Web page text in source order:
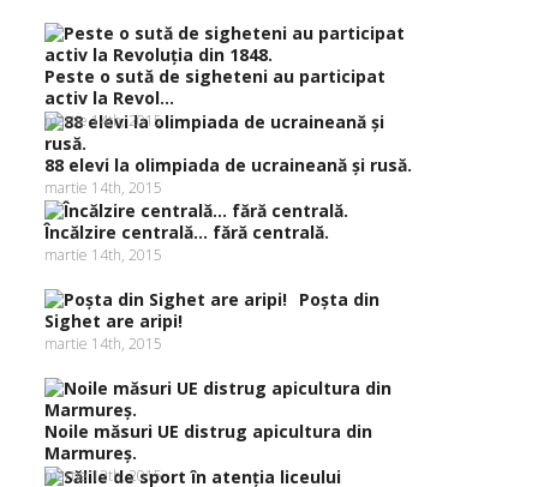
Peste o sută de sigheteni au participat
activ la Revol...
martie 14th, 2015
88 elevi la olimpiada de ucraineană şi rusă.
martie 14th, 2015
Încălzire centrală… fără centrală.
martie 14th, 2015
Poşta din
Sighet are aripi!
martie 14th, 2015
Noile măsuri UE distrug apicultura din
Marmureş.
martie 12th, 2015